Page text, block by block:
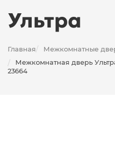
Ультра
Главная/ Межкомнатные
/
Межкомнатная дверь
23664